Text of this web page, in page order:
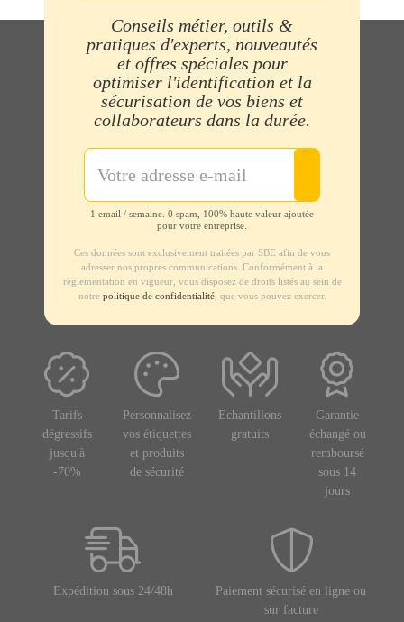
Conseils métier, outils &
pratiques d'experts, nouveautés
et offres spéciales pour
optimiser l'identification et la
sécurisation de vos biens et
collaborateurs dans la durée.
1 email / semaine. 0 spam, 100% haute valeur ajoutée
pour votre entreprise.
Ces données sont exclusivement traitées par SBE afin de vous
adresser nos propres communications. Conformément à la
règlementation en vigueur, vous disposez de droits listés au sein de
notre politique de confidentialité, que vous pouvez exercer.
Tarifs
dégressifs
jusqu'à
-70%
Personnalisez
vos étiquettes
et produits
de sécurité
Echantillons
gratuits
Garantie
échangé ou
remboursé
sous 14
jours
Expédition sous 24/48h
Paiement sécurisé en ligne ou
sur facture